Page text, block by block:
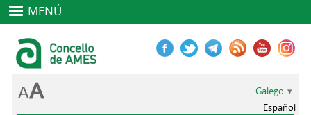
MENÚ
Galego
Español